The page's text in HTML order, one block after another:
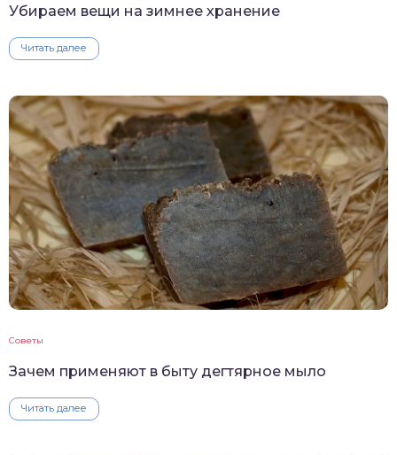
Убираем вещи на зимнее хранение
Читать далее
Советы
Зачем применяют в быту дегтярное мыло
Читать далее